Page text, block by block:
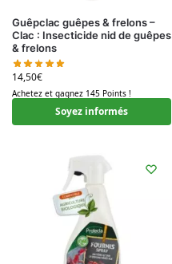
Guêpclac guêpes & frelons –
Clac : Insecticide nid de guêpes
& frelons
14,50€
Achetez et gagnez 145 Points !
Soyez informés